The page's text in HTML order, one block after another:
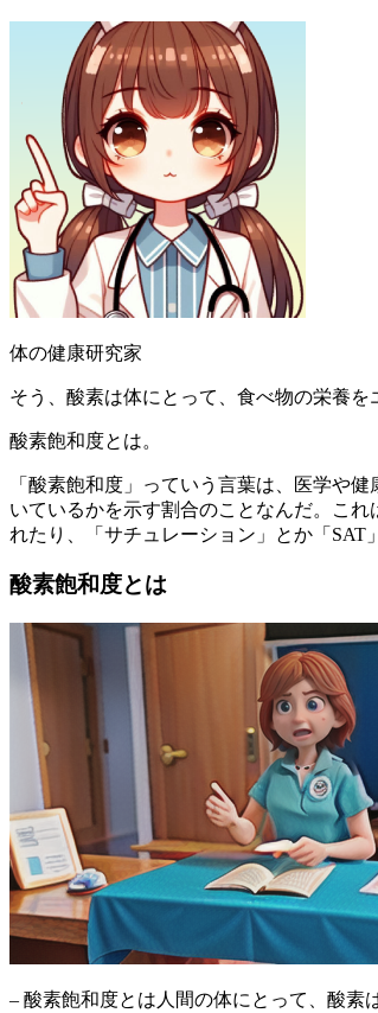
体の健康研究家
そう、酸素は体にとって、食べ物の栄養
酸素飽和度とは。
「酸素飽和度」っていう言葉は、医学や
いているかを示す割合のことなんだ。こ
れたり、「サチュレーション」とか「SAT
酸素飽和度とは
– 酸素飽和度とは 人間の体にとって、酸素